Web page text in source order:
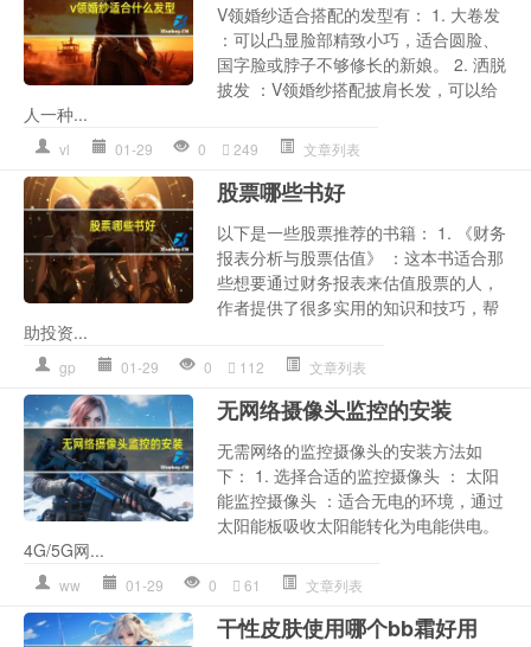
V领婚纱适合搭配的发型有： 1. 大卷发
：可以凸显脸部精致小巧，适合圆脸、
国字脸或脖子不够修长的新娘。 2. 洒脱
披发 ：V领婚纱搭配披肩长发，可以给
人一种...
vl 01-29 0 249 文章列表
股票哪些书好
以下是一些股票推荐的书籍： 1. 《财务
报表分析与股票估值》 ：这本书适合那
些想要通过财务报表来估值股票的人，
作者提供了很多实用的知识和技巧，帮
助投资...
gp 01-29 0 112 文章列表
无网络摄像头监控的安装
无需网络的监控摄像头的安装方法如
下： 1. 选择合适的监控摄像头 ： 太阳
能监控摄像头 ：适合无电的环境，通过
太阳能板吸收太阳能转化为电能供电。
4G/5G网...
ww 01-29 0 61 文章列表
干性皮肤使用哪个bb霜好用